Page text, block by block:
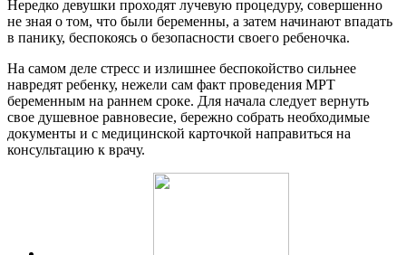
Нередко девушки проходят лучевую процедуру, совершенно
не зная о том, что были беременны, а затем начинают впадать
в панику, беспокоясь о безопасности своего ребеночка.
На самом деле стресс и излишнее беспокойство сильнее
навредят ребенку, нежели сам факт проведения МРТ
беременным на раннем сроке. Для начала следует вернуть
свое душевное равновесие, бережно собрать необходимые
документы и с медицинской карточкой направиться на
консультацию к врачу.